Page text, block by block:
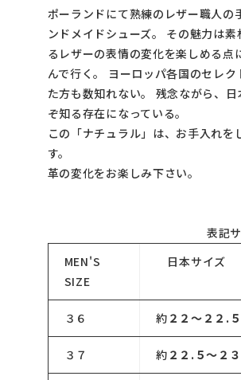
ポーランドにて熟練のレザー職人の
ンドメイドシューズ。 その魅力は
るレザーの表情の変化を楽しめる
んで行く。 ヨーロッパ各国のセレ
た方も数知れない。 残念ながら、
ぞ知る存在になっている。
この「ナチュラル」は、お手入れ
す。
革の変化をお楽しみ下さい。
表記
MEN'S
SIZE
日本サイズ
３６ 約 ２２～２２.５
３７ 約 ２２.５～２３